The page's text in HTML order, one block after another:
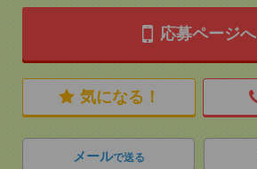
応募ページへ
気になる！
メールで送る